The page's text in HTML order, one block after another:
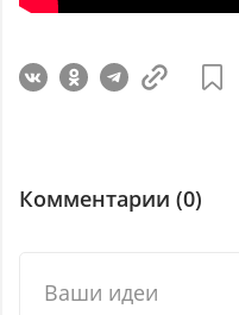
Комментарии (0)